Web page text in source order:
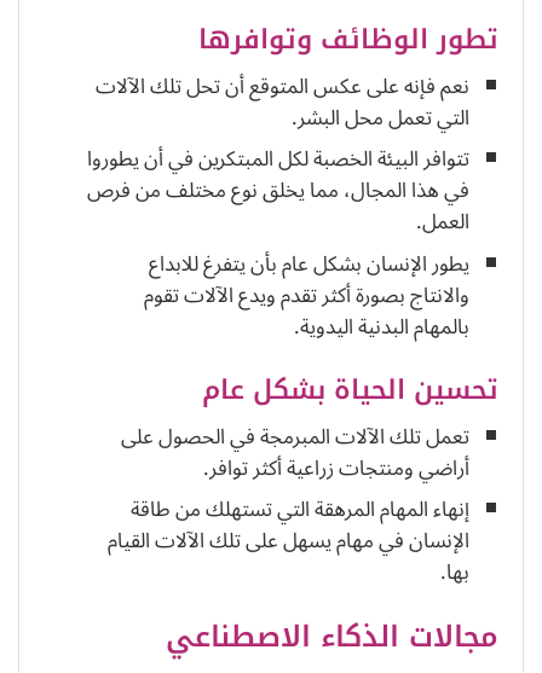
تطور الوظائف وتوافرها
نعم فإنه على عكس المتوقع أن تحل تلك الآلات
التي تعمل محل البشر.
تتوافر البيئة الخصبة لكل المبتكرين في أن يطوروا
في هذا المجال، مما يخلق نوع مختلف من فرص
العمل.
يطور الإنسان بشكل عام بأن يتفرغ للابداع
والانتاج بصورة أكثر تقدم ويدع الآلات تقوم
بالمهام البدنية اليدوية.
تحسين الحياة بشكل عام
تعمل تلك الآلات المبرمجة في الحصول على
أراضي ومنتجات زراعية أكثر توافر.
إنهاء المهام المرهقة التي تستهلك من طاقة
الإنسان في مهام يسهل على تلك الآلات القيام
بها.
مجالات الذكاء الاصطناعي